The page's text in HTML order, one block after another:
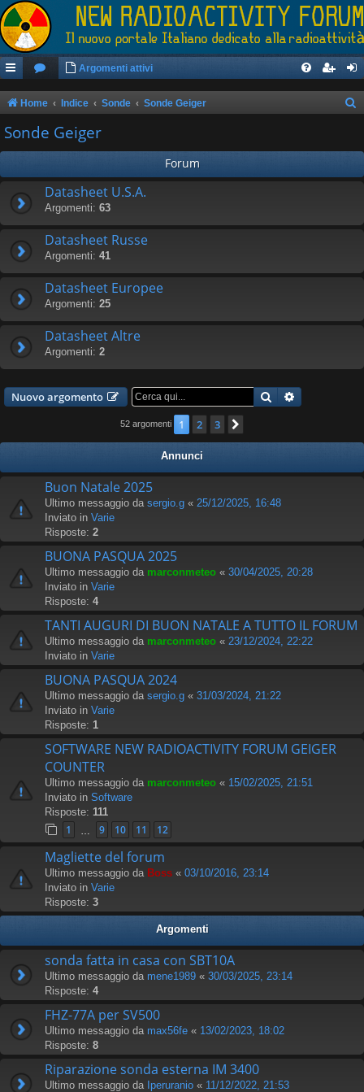
Argomenti attivi
Home Indice Sonde Sonde Geiger
Sonde Geiger
Forum
Datasheet U.S.A.
Argomenti: 63
Datasheet Russe
Argomenti: 41
Datasheet Europee
Argomenti: 25
Datasheet Altre
Argomenti: 2
Nuovo argomento Cerca
52 argomenti 1 2 3
Annunci
Buon Natale 2025
Ultimo messaggio da sergio.g « 25/12/2025, 16:48
Inviato in Varie
Risposte: 2
BUONA PASQUA 2025
Ultimo messaggio da marconmeteo « 30/04/2025, 20:28
Inviato in Varie
Risposte: 4
TANTI AUGURI DI BUON NATALE A TUTTO IL FORUM
Ultimo messaggio da marconmeteo « 23/12/2024, 22:22
Inviato in Varie
BUONA PASQUA 2024
Ultimo messaggio da sergio.g « 31/03/2024, 21:22
Inviato in Varie
Risposte: 1
SOFTWARE NEW RADIOACTIVITY FORUM GEIGER
COUNTER
Ultimo messaggio da marconmeteo « 15/02/2025, 21:51
Inviato in Software
Risposte: 111
1 9 10 11 12
Magliette del forum
Ultimo messaggio da Boss « 03/10/2016, 23:14
Inviato in Varie
Risposte: 3
Argomenti
sonda fatta in casa con SBT10A
Ultimo messaggio da mene1989 « 30/03/2025, 23:14
Risposte: 4
FHZ-77A per SV500
Ultimo messaggio da max56fe « 13/02/2023, 18:02
Risposte: 8
Riparazione sonda esterna IM 3400
Ultimo messaggio da Iperuranio « 11/12/2022, 21:53